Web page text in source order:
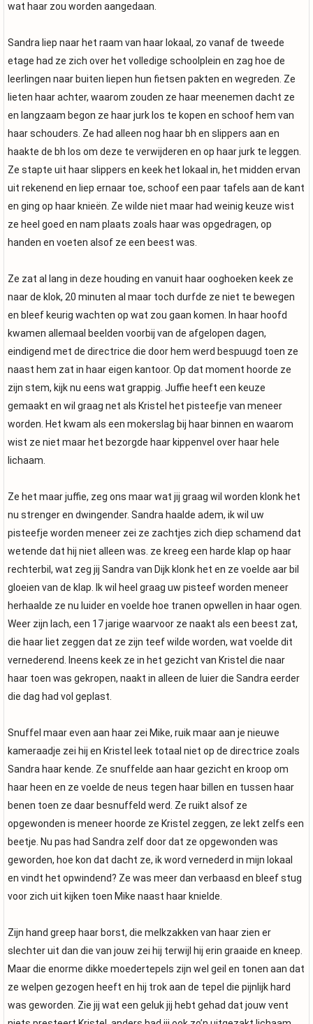
wat haar zou worden aangedaan.
Sandra liep naar het raam van haar lokaal, zo vanaf de tweede
etage had ze zich over het volledige schoolplein en zag hoe de
leerlingen naar buiten liepen hun fietsen pakten en wegreden. Ze
lieten haar achter, waarom zouden ze haar meenemen dacht ze
en langzaam begon ze haar jurk los te kopen en schoof hem van
haar schouders. Ze had alleen nog haar bh en slippers aan en
haakte de bh los om deze te verwijderen en op haar jurk te leggen.
Ze stapte uit haar slippers en keek het lokaal in, het midden ervan
uit rekenend en liep ernaar toe, schoof een paar tafels aan de kant
en ging op haar knieën. Ze wilde niet maar had weinig keuze wist
ze heel goed en nam plaats zoals haar was opgedragen, op
handen en voeten alsof ze een beest was.
Ze zat al lang in deze houding en vanuit haar ooghoeken keek ze
naar de klok, 20 minuten al maar toch durfde ze niet te bewegen
en bleef keurig wachten op wat zou gaan komen. In haar hoofd
kwamen allemaal beelden voorbij van de afgelopen dagen,
eindigend met de directrice die door hem werd bespuugd toen ze
naast hem zat in haar eigen kantoor. Op dat moment hoorde ze
zijn stem, kijk nu eens wat grappig. Juffie heeft een keuze
gemaakt en wil graag net als Kristel het pisteefje van meneer
worden. Het kwam als een mokerslag bij haar binnen en waarom
wist ze niet maar het bezorgde haar kippenvel over haar hele
lichaam.
Ze het maar juffie, zeg ons maar wat jij graag wil worden klonk het
nu strenger en dwingender. Sandra haalde adem, ik wil uw
pisteefje worden meneer zei ze zachtjes zich diep schamend dat
wetende dat hij niet alleen was. ze kreeg een harde klap op haar
rechterbil, wat zeg jij Sandra van Dijk klonk het en ze voelde aar bil
gloeien van de klap. Ik wil heel graag uw pisteef worden meneer
herhaalde ze nu luider en voelde hoe tranen opwellen in haar ogen.
Weer zijn lach, een 17 jarige waarvoor ze naakt als een beest zat,
die haar liet zeggen dat ze zijn teef wilde worden, wat voelde dit
vernederend. Ineens keek ze in het gezicht van Kristel die naar
haar toen was gekropen, naakt in alleen de luier die Sandra eerder
die dag had vol geplast.
Snuffel maar even aan haar zei Mike, ruik maar aan je nieuwe
kameraadje zei hij en Kristel leek totaal niet op de directrice zoals
Sandra haar kende. Ze snuffelde aan haar gezicht en kroop om
haar heen en ze voelde de neus tegen haar billen en tussen haar
benen toen ze daar besnuffeld werd. Ze ruikt alsof ze
opgewonden is meneer hoorde ze Kristel zeggen, ze lekt zelfs een
beetje. Nu pas had Sandra zelf door dat ze opgewonden was
geworden, hoe kon dat dacht ze, ik word vernederd in mijn lokaal
en vindt het opwindend? Ze was meer dan verbaasd en bleef stug
voor zich uit kijken toen Mike naast haar knielde.
Zijn hand greep haar borst, die melkzakken van haar zien er
slechter uit dan die van jouw zei hij terwijl hij erin graaide en kneep.
Maar die enorme dikke moedertepels zijn wel geil en tonen aan dat
ze welpen gezogen heeft en hij trok aan de tepel die pijnlijk hard
was geworden. Zie jij wat een geluk jij hebt gehad dat jouw vent